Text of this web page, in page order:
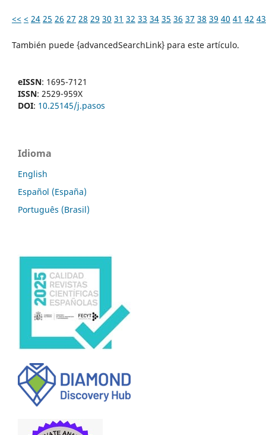
<< < 24 25 26 27 28 29 30 31 32 33 34 35 36 37 38 39 40 41 42 43
También puede {advancedSearchLink} para este artículo.
eISSN: 1695-7121
ISSN: 2529-959X
DOI: 10.25145/j.pasos
Idioma
English
Español (España)
Português (Brasil)